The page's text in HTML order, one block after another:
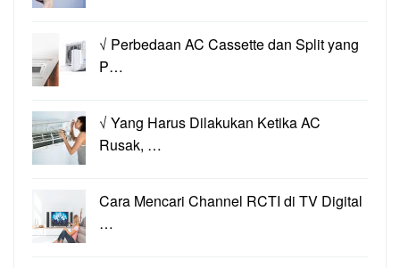
√ Perbedaan AC Cassette dan Split yang
P…
√ Yang Harus Dilakukan Ketika AC
Rusak, …
Cara Mencari Channel RCTI di TV Digital
…